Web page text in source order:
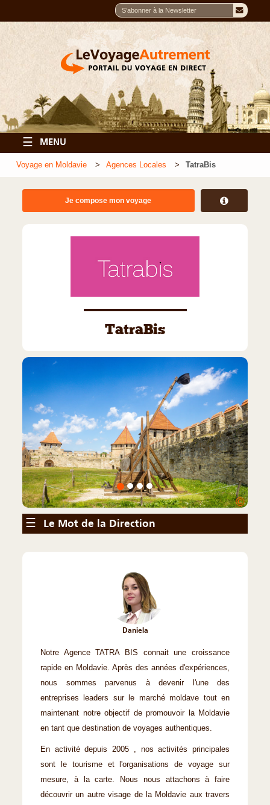
☰ MENU
Voyage en Moldavie Agences Locales TatraBis
Je compose mon voyage
TatraBis
©
☰
Le Mot de la Direction
Daniela
Notre Agence TATRA BIS connait une croissance
rapide en Moldavie. Après des années d'expériences,
nous sommes parvenus à devenir l'une des
entreprises leaders sur le marché moldave tout en
maintenant notre objectif de promouvoir la Moldavie
en tant que destination de voyages authentiques.
En activité depuis 2005 , nos activités principales
sont le tourisme et l'organisations de voyage sur
mesure, à la carte. Nous nous attachons à faire
découvrir un autre visage de la Moldavie aux travers